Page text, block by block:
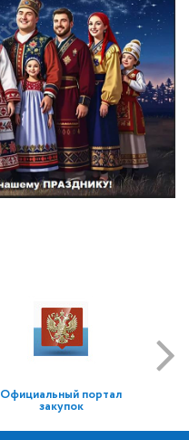
Официальный портал
закупок